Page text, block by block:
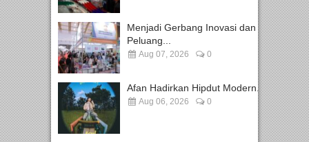
Menjadi Gerbang Inovasi dan
Peluang...
Aug 07, 2026 0
Afan Hadirkan Hipdut Modern...
Aug 06, 2026 0